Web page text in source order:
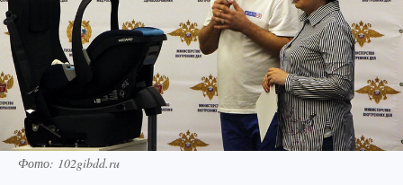
Фото: 102gibdd.ru